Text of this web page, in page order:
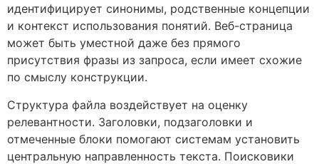
идентифицирует синонимы, родственные концепции
и контекст использования понятий. Веб-страница
может быть уместной даже без прямого
присутствия фразы из запроса, если имеет схожие
по смыслу конструкции.
Структура файла воздействует на оценку
релевантности. Заголовки, подзаголовки и
отмеченные блоки помогают системам установить
центральную направленность текста. Поисковики